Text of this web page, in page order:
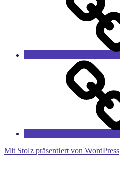
Mit Stolz präsentiert von WordPress